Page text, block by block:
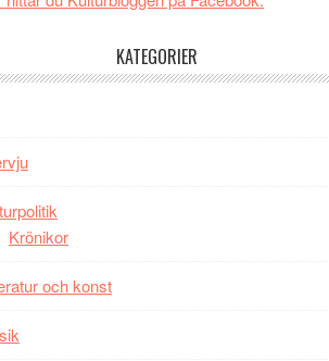
tv4
kan
KATEGORIER
Krönikor
och konst